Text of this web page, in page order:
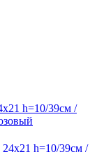
h=10/39см /